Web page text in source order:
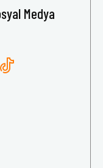
Medya